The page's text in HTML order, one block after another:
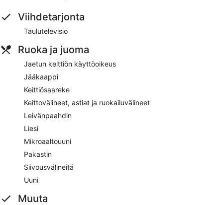
Viihdetarjonta
Taulutelevisio
Ruoka ja juoma
Jaetun keittiön käyttöoikeus
Jääkaappi
Keittiösaareke
Keittovälineet, astiat ja ruokailuvälineet
Leivänpaahdin
Liesi
Mikroaaltouuni
Pakastin
Siivousvälineitä
Uuni
Muuta